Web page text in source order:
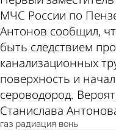
МЧС России по
Антонов сообщил,
быть следствием
канализационных
поверхность и
сероводород.
Станислава
газ радиация вонь